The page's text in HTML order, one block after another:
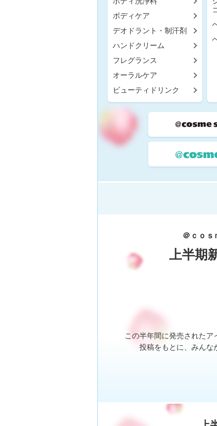
ボディケア
デオドラント・制汗剤
ハンドクリーム
フレグランス
オーラルケア
ビューティドリンク
＠ｃｏｓ
上半期
この半年間に発売されたア
投稿をもとに、みんな